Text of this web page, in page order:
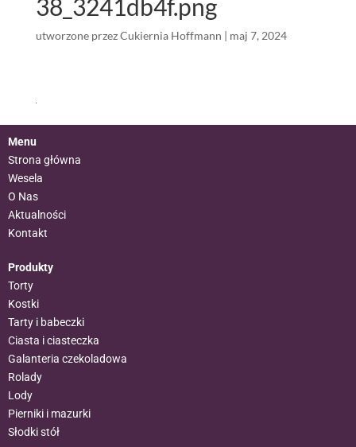
38_3241db4f.png
utworzone przezCukiernia Hoffmann | maj 7, 2024
Menu
Strona główna
Wesela
O Nas
Aktualności
Kontakt
Produkty
Torty
Kostki
Tarty i babeczki
Ciasta i ciasteczka
Galanteria czekoladowa
Rolady
Lody
Pierniki i mazurki
Słodki stół